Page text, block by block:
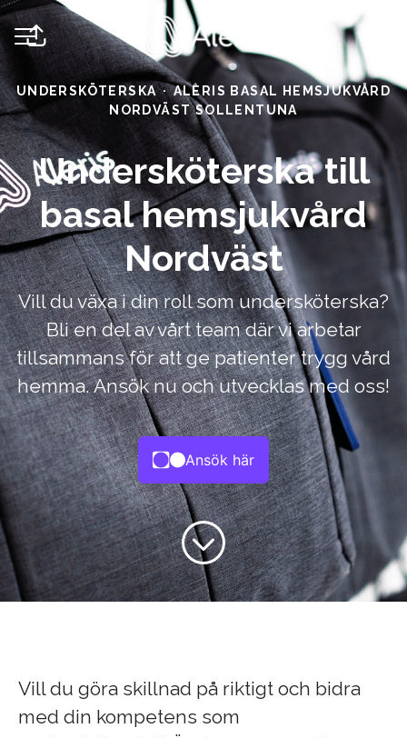
KARRIÄRMENY
Dela sidan
UNDERSKÖTERSKA · ALERIS BASAL HEMSJUKVÅRD
NORDVÄST SOLLENTUNA
Undersköterska till
basal hemsjukvård
Nordväst
Vill du växa i din roll som undersköterska?
Bli en del av vårt team där vi arbetar
tillsammans för att ge patienter trygg vård
hemma. Ansök nu och utvecklas med oss!
Ansök här
Vill du göra skillnad på riktigt och bidra
med din kompetens som